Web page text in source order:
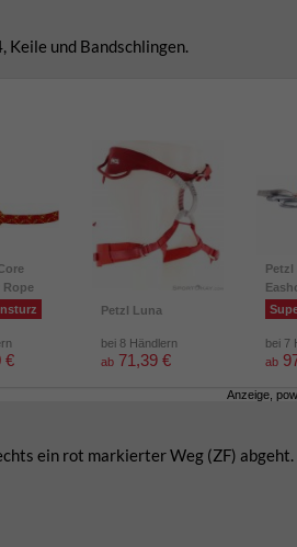
Keile und Bandschlingen.
Rope
€
Petzl Luna
bei 8 Händlern
ab 71,39 €
Petzl
bei 7
ab
Anzeige,
ein rot markierter Weg (ZF) abgeht.